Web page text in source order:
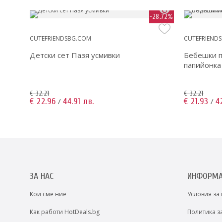
-28.72%
CUTEFRIENDSBG.COM
Детски сет Пазя усмивки
€ 32.21
€ 22.96 / 44.91 лв.
Бебешки
€ 32.21
€ 21.93 /
ЗА НАС
Кои сме ние
Как работи HotDeals.bg
Условия за
Политика